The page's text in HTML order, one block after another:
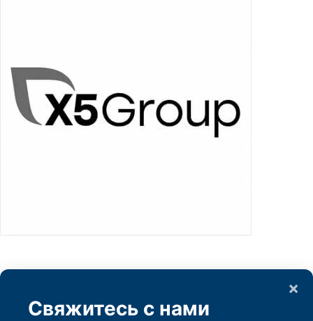
×
Свяжитесь с нами